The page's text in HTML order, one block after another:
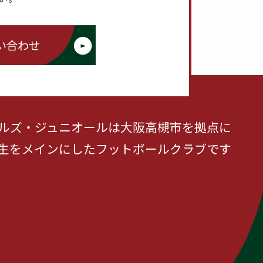
合わせ
ズ・ジュニオールは大阪高槻市を拠点に
をメインにしたフットボールクラブです